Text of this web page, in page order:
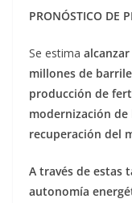
PRONÓSTICO DE
Se estima
millones de
producción de
modernización de
recuperación del
A través de estas
autonomía